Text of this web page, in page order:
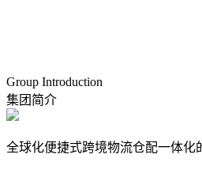
Group Introduction
集团简介
全球化便捷式跨境物流仓配一体化